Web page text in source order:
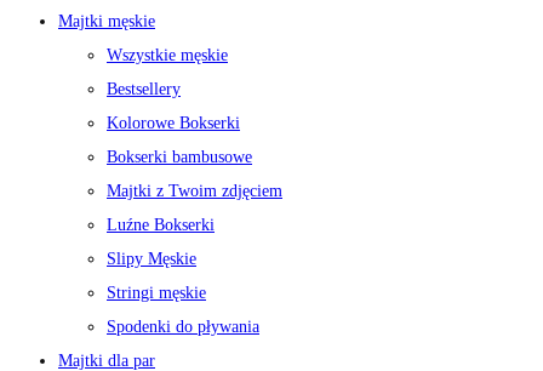
Majtki męskie
Wszystkie męskie
Bestsellery
Kolorowe Bokserki
Bokserki bambusowe
Majtki z Twoim zdjęciem
Luźne Bokserki
Slipy Męskie
Stringi męskie
Spodenki do pływania
Majtki dla par